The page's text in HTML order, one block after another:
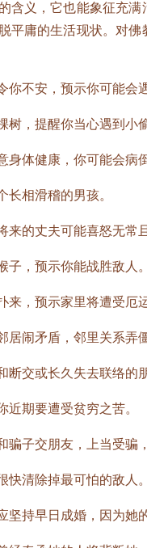
义，它也能象征充满
平庸的生活现状。对
不安，预示你可能会遇
，提醒你当心遇到小偷
体健康，你可能会病倒
相滑稽的男孩。
的丈夫可能喜怒无常且
，预示你能战胜敌人。
，预示家里将遭受厄运
闹矛盾，邻里关系弄僵
交或长久失去联络的朋
期要遭受贫穷之苦。
子交朋友，上当受骗，
清除掉最可怕的敌人。
持早日成婚，因为她的